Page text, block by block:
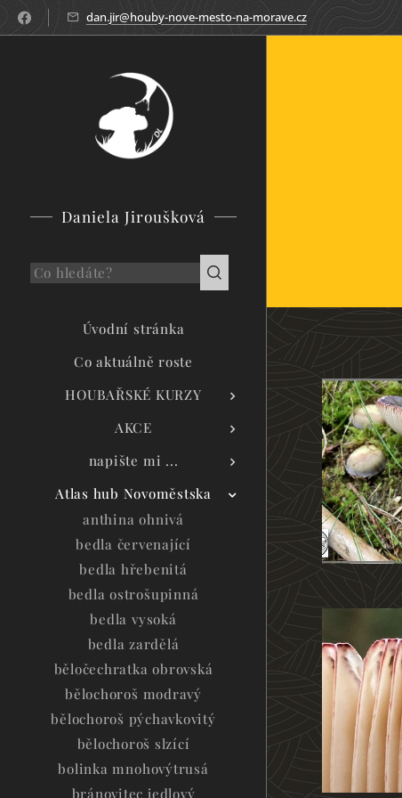
dan.jir@houby-nove-mesto-na-morave.cz
Daniela Jiroušková
Úvodní stránka
Co aktuálně roste
HOUBAŘSKÉ KURZY
AKCE
napište mi ...
Atlas hub Novoměstska
anthina ohnivá
bedla červenající
bedla hřebenitá
bedla ostrošupinná
bedla vysoká
bedla zardělá
běločechratka obrovská
bělochoroš modravý
bělochoroš pýchavkovitý
bělochoroš slzící
bolinka mnohovýtrusá
bránovitec jedlový